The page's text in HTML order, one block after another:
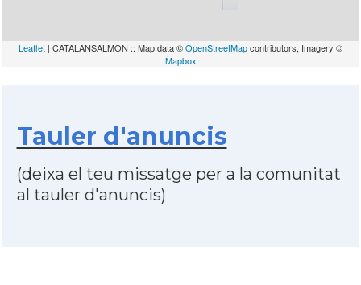
Leaflet | CATALANSALMON :: Map data ©OpenStreetMapcontributors, Imagery ©
Mapbox
Tauler d'anuncis
(deixa el teu missatge per a la comunitat
al tauler d'anuncis)